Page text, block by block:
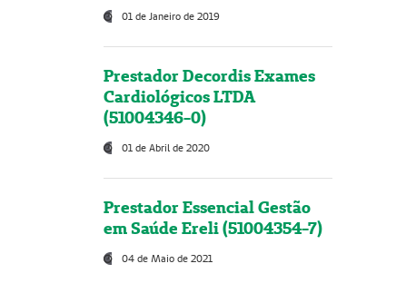
01 de Janeiro de 2019
Prestador Decordis Exames
Cardiológicos LTDA
(51004346-0)
01 de Abril de 2020
Prestador Essencial Gestão
em Saúde Ereli (51004354-7)
04 de Maio de 2021